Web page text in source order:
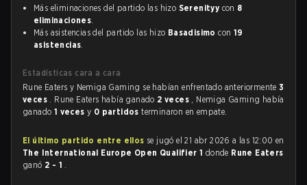
Más eliminaciones del partido las hizo Serenityy con 8
eliminaciones.
Más asistencias del partido las hizo Basadisimo con 19
asistencias.
Estadísticas cara a cara
Rune Eaters y Nemiga Gaming se habían enfrentado anteriormente3
veces . Rune Eaters había ganado 2 veces , Nemiga Gaming había
ganado 1 vecesy 0 partidosterminaron en empate.
El último partido entre ellos se jugó el 21 abr 2026 a las 12:00 en
The International Europe Open Qualifier 1 donde Rune Eaters
ganó 2 - 1 .